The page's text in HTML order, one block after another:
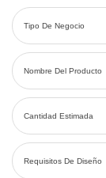
Tipo De Negocio
Nombre Del Producto
Cantidad Estimada
Requisitos De Diseño